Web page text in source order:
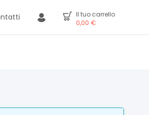
Il tuo carrello
0,00 €